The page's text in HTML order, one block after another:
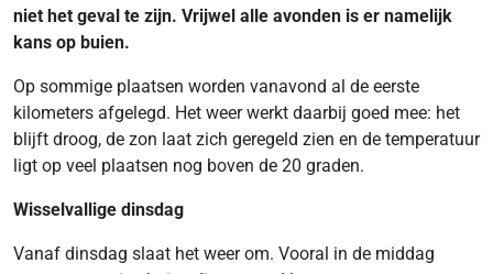
niet het geval te zijn. Vrijwel alle avonden is er namelijk
kans op buien.
Op sommige plaatsen worden vanavond al de eerste
kilometers afgelegd. Het weer werkt daarbij goed mee: het
blijft droog, de zon laat zich geregeld zien en de temperatuur
ligt op veel plaatsen nog boven de 20 graden.
Wisselvallige dinsdag
Vanaf dinsdag slaat het weer om. Vooral in de middag